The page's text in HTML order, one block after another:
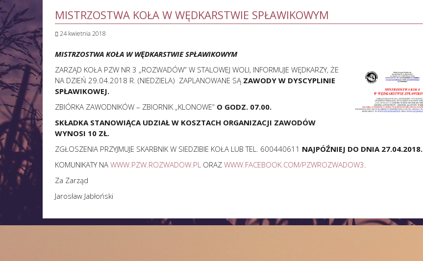
MISTRZOSTWA KOŁA W WĘDKARSTWIE SPŁAWIKOWYM
24 kwietnia 2018
MISTRZOSTWA KOŁA W WĘDKARSTWIE SPŁAWIKOWYM
ZARZĄD KOŁA PZW NR 3 „ROZWADÓW” W STALOWEJ WOLI, INFORMUJE WĘDKARZY, ŻE
NA DZIEŃ 29.04.2018 R. (NIEDZIELA) ZAPLANOWANE SĄ ZAWODY W DYSCYPLINIE
SPŁAWIKOWEJ.
ZBIÓRKA ZAWODNIKÓW – ZBIORNIK „KLONOWE” O GODZ. 07.00.
SKŁADKA STANOWIĄCA UDZIAŁ W KOSZTACH ORGANIZACJI ZAWODÓW
WYNOSI 10 ZŁ.
ZGŁOSZENIA PRZYJMUJE SKARBNIK W SIEDZIBIE KOŁA LUB TEL. 600440611 NAJPÓŹNIEJ DO DNIA 27.04.2018.
KOMUNIKATY NA WWW.PZW.ROZWADOW.PL ORAZ WWW.FACEBOOK.COM/PZWROZWADOW3.
Za Zarząd
Jarosław Jabłoński